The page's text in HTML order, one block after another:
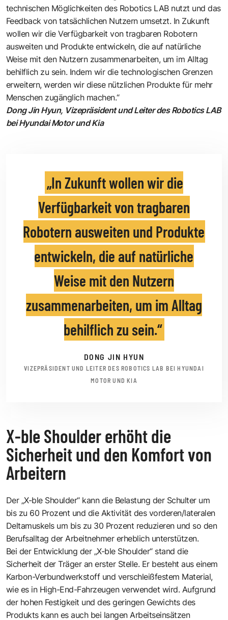
technischen Möglichkeiten des Robotics LAB nutzt und das
Feedback von tatsächlichen Nutzern umsetzt. In Zukunft
wollen wir die Verfügbarkeit von tragbaren Robotern
ausweiten und Produkte entwickeln, die auf natürliche
Weise mit den Nutzern zusammenarbeiten, um im Alltag
behilflich zu sein. Indem wir die technologischen Grenzen
erweitern, werden wir diese nützlichen Produkte für mehr
Menschen zugänglich machen.“
Dong Jin Hyun, Vizepräsident und Leiter des Robotics LAB
bei Hyundai Motor und Kia
In Zukunft wollen wir die
Verfügbarkeit von tragbaren
Robotern ausweiten und Produkte
entwickeln, die auf natürliche
Weise mit den Nutzern
zusammenarbeiten, um im Alltag
behilflich zu sein.
DONG JIN HYUN
VIZEPRÄSIDENT UND LEITER DES ROBOTICS LAB BEI HYUNDAI
MOTOR UND KIA
X-ble Shoulder erhöht die
Sicherheit und den Komfort von
Arbeitern
Der „X-ble Shoulder“ kann die Belastung der Schulter um
bis zu 60 Prozent und die Aktivität des vorderen/lateralen
Deltamuskels um bis zu 30 Prozent reduzieren und so den
Berufsalltag der Arbeitnehmer erheblich unterstützen.
Bei der Entwicklung der „X-ble Shoulder“ stand die
Sicherheit der Träger an erster Stelle. Er besteht aus einem
Karbon-Verbundwerkstoff und verschleißfestem Material,
wie es in High-End-Fahrzeugen verwendet wird. Aufgrund
der hohen Festigkeit und des geringen Gewichts des
Produkts kann es auch bei langen Arbeitseinsätzen